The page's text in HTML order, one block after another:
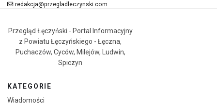
redakcja@przegladleczynski.com
Przegląd Łęczyński - Portal Informacyjny
z Powiatu Łęczyńskiego - Łęczna,
Puchaczów, Cyców, Milejów, Ludwin,
Spiczyn
KATEGORIE
Wiadomości